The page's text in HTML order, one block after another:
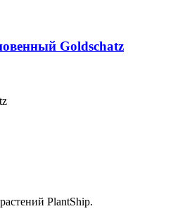
Goldschatz
PlantShip.